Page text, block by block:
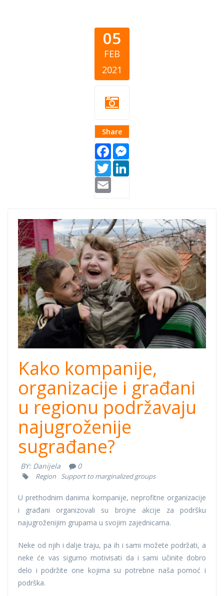
05
FEB
2021
Share
Facebook
Twitter
pomoc-
ugrozeni-
listicle.jpg
Kako kompanije,
organizacije i građani
u regionu podržavaju
najugroženije
sugrađane?
BY: Danijela 0
Region Support to marginalized groups
U prethodnim danima kompanije, neprofitne organizacije
i građani organizovali su brojne akcije za podršku
najugroženijim grupama u svojim zajednicama.
Neke od njih i dalje traju, pa ih i sami možete podržati, a
neke će vas sigurno motivisati da i sami učinite dobro
delo i podržite one kojima su potrebne naša pomoć i
podrška.